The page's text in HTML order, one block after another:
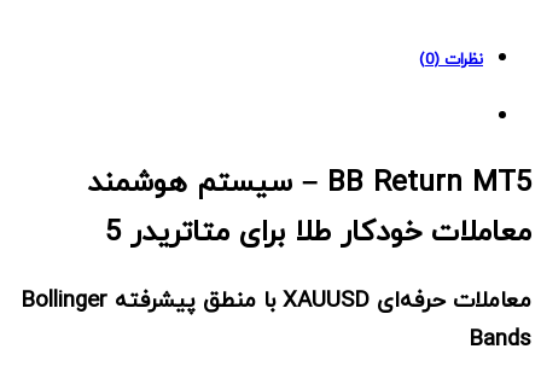
نظرات (0)
BB Return MT5 – سیستم هوشمند
معاملات خودکار طلا برای متاتریدر 5
معاملات حرفه‌ای XAUUSD با منطق پیشرفته Bollinger
Bands